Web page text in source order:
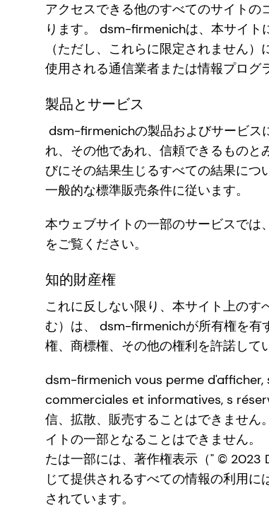
アクセスできる他のすべてのサイト
ります。 dsm-firmenichは、本サイト
（ただし、これらに限定されません
使用される通信業者または情報プログ
製品とサービス
dsm-firmenichの製品およびサービス
れ、その他であれ、信頼できるもの
びにその結果生じるすべての結果に
一般的な標準販売条件に従います。
本ウェブサイトの一部のサービスで
をご覧ください。
知的財産権
これに反しない限り、本サイト上の
む）は、 dsm-firmenichが所有権を有
権、商標権、その他の権利を許諾して
dsm-firmenich vous perme
commerciales et informatives, s
信、拡散、販売することはできません
イトの一部となることはできません
たは一部には、著作権表示（" © 2023
じて提供されるすべての情報の利用
されています。